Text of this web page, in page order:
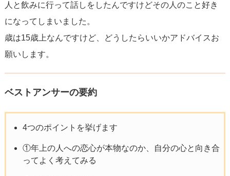
人と飲みに行って話しをしたんですけどその人のこと好き
になってしまいました。
歳は15歳上なんですけど、どうしたらいいかアドバイスお
願いします。
ベストアンサーの要約
4つのポイントを挙げます
①年上の人への恋心が本物なのか、自分の心と向き合
ってよく考えてみる